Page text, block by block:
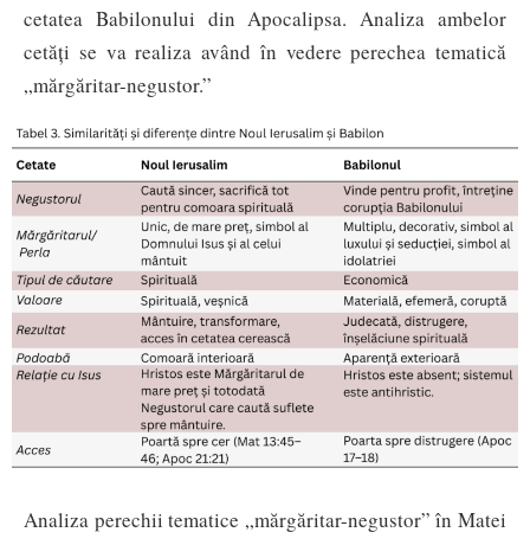
cetatea Babilonului din Apocalipsa. Analiza ambelor
cetăți se va realiza având în vedere perechea tematică
„mărgăritar-negustor.”
Analiza perechii tematice „mărgăritar-negustor” în Matei